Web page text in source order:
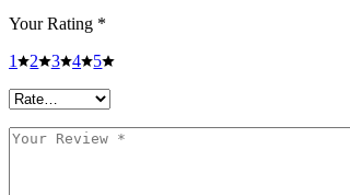
Your Rating *
1
2 3 4 5